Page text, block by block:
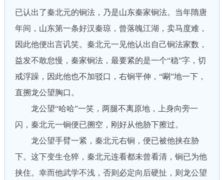
已认出了秦北元的锏法，乃是山东秦家锏法。当年隋唐
年间，山东第一条好汉秦琼，曾落魄江湖，卖马度难，
因此他便出言讥笑。秦北元一见他认出自己锏法家数，
益发不敢怠慢，秦家锏法，最要紧的是一个“稳”字，切
戒浮躁，因此他也不加驳口，右锏平伸，“唰”地一下，
直搠龙公望胸口。
龙公望“哈哈”一笑，两腿不离原地，上身向旁一
闪，秦北元一锏便已搠空，刚好从他胁下擦过。
龙公望手臂一紧，秦北元右锏，便已被他挟在胁
下。这下变生仓猝，秦北元连看都未曾看清，锏已为他
挟住。幸而他武学不浅，否则必定向后硬扯，则龙公望